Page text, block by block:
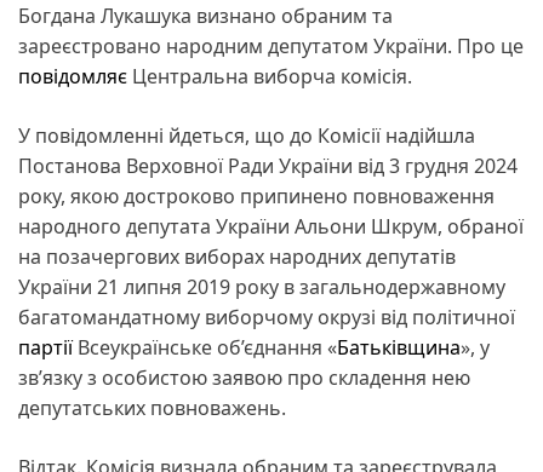
Богдана Лукашука визнано обраним та
зареєстровано народним депутатом України. Про це
повідомляє Центральна виборча комісія.
У повідомленні йдеться, що до Комісії надійшла
Постанова Верховної Ради України від 3 грудня 2024
року, якою достроково припинено повноваження
народного депутата України Альони Шкрум, обраної
на позачергових виборах народних депутатів
України 21 липня 2019 року в загальнодержавному
багатомандатному виборчому окрузі від політичної
партіїВсеукраїнське об’єднання «Батьківщина», у
зв’язку з особистою заявою про складення нею
депутатських повноважень.